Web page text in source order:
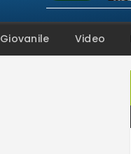
Giovanile Video